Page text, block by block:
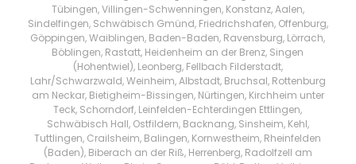
Tübingen, Villingen-Schwenningen, Konstanz, Aalen,
Sindelfingen, Schwäbisch Gmünd, Friedrichshafen, Offenburg,
Göppingen, Waiblingen, Baden-Baden, Ravensburg, Lörrach,
Böblingen, Rastatt, Heidenheim an der Brenz, Singen
(Hohentwiel), Leonberg, Fellbach Filderstadt,
Lahr/Schwarzwald, Weinheim, Albstadt, Bruchsal, Rottenburg
am Neckar, Bietigheim-Bissingen, Nürtingen, Kirchheim unter
Teck, Schorndorf, Leinfelden-Echterdingen Ettlingen,
Schwäbisch Hall, Ostfildern, Backnang, Sinsheim, Kehl,
Tuttlingen, Crailsheim, Balingen, Kornwestheim, Rheinfelden
(Baden), Biberach an der Riß, Herrenberg, Radolfzell am